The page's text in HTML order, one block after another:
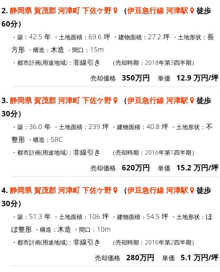
2. 静岡県 賀茂郡 河津町 下佐ケ野 （伊豆急行線 河津駅
徒歩
60分）
・築： 42.5 年 ・土地面積： 69.6 坪 ・建物面積： 27.2 坪 ・土地形状： 長
方形 ・構造： 木造 ・間口： 15m
・都市計画(用途地域)： 非線引き （売却時期：2018年第3四半期）
売却価格 350万円 単価 12.9 万円/坪
3. 静岡県 賀茂郡 河津町 下佐ケ野 （伊豆急行線 河津駅
徒歩
30分）
・築： 36.0 年 ・土地面積： 239 坪 ・建物面積： 40.8 坪 ・土地形状： 不
整形 ・構造： SRC
・都市計画(用途地域)： 非線引き （売却時期：2016年第1四半期）
売却価格 620万円 単価 15.2 万円/坪
4. 静岡県 賀茂郡 河津町 下佐ケ野 （伊豆急行線 河津駅
徒歩
30分）
・築： 51.3 年 ・土地面積： 106 坪 ・建物面積： 54.5 坪 ・土地形状： ほ
ぼ整形 ・構造： 木造 ・間口： 10m
・都市計画(用途地域)： 非線引き （売却時期：2016年第2四半期）
売却価格 280万円 単価 5.1 万円/坪